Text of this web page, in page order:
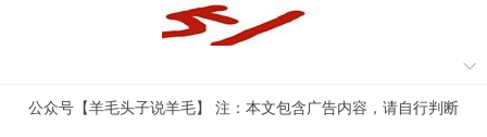
公众号【羊毛头子说羊毛】 注：本文包含广告内容，请自行判断